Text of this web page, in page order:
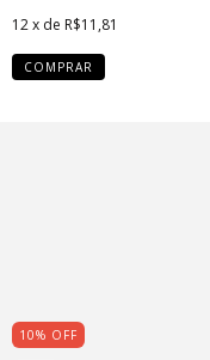
12x de R$11,81
COMPRAR
10% OFF